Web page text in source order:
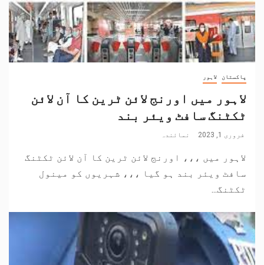
پاکستان لاہور
لاہور میں اورنج لائن ٹرین کا آن لائن
ٹکٹنگ سافٹ ویئر بند
فروری 1, 2023 نمائندہ
لاہور میں ،،، اورنج لائن ٹرین کا آن لائن ٹکٹنگ
سافٹ ویئر بند ہو گیا ،،، شہریوں کو مینول
ٹکٹنگ...